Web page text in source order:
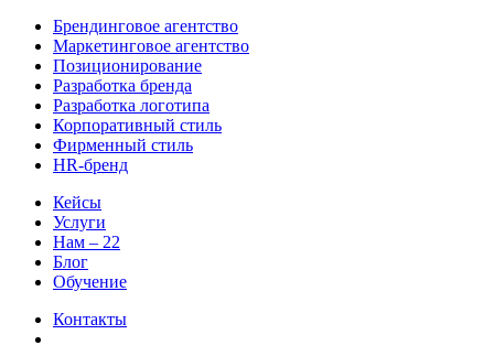
Брендинговое агентство
Маркетинговое агентство
Позиционирование
Разработка бренда
Разработка логотипа
Корпоративный стиль
Фирменный стиль
HR-бренд
Кейсы
Услуги
Нам – 22
Блог
Обучение
Контакты